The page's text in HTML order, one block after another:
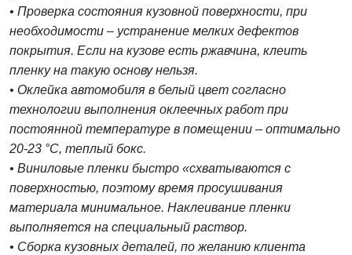
• Проверка состояния кузовной поверхности, при
необходимости – устранение мелких дефектов
покрытия. Если на кузове есть ржавчина, клеить
пленку на такую основу нельзя.
• Оклейка автомобиля в белый цвет согласно
технологии выполнения оклеечных работ при
постоянной температуре в помещении – оптимально
20-23 °C, теплый бокс.
• Виниловые пленки быстро «схватываются с
поверхностью, поэтому время просушивания
материала минимальное. Наклеивание пленки
выполняется на специальный раствор.
• Сборка кузовных деталей, по желанию клиента